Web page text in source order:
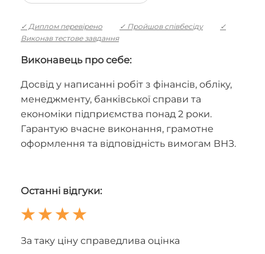
✓ Диплом перевірено ✓ Пройшов співбесіду
✓
Виконав тестове завдання
Виконавець про себе:
Досвід у написанні робіт з фінансів, обліку,
менеджменту, банківської справи та
економіки підприємства понад 2 роки.
Гарантую вчасне виконання, грамотне
оформлення та відповідність вимогам ВНЗ.
Останні відгуки:
За таку ціну справедлива оцінка